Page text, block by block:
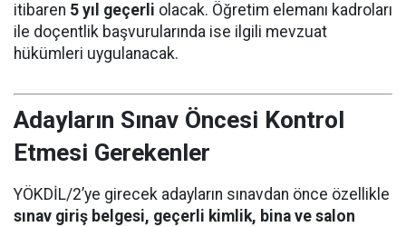
itibaren 5 yıl geçerli olacak. Öğretim elemanı kadroları
ile doçentlik başvurularında ise ilgili mevzuat
hükümleri uygulanacak.
Adayların Sınav Öncesi Kontrol
Etmesi Gerekenler
YÖKDİL/2’ye girecek adayların sınavdan önce özellikle
sınav giriş belgesi, geçerli kimlik, bina ve salon